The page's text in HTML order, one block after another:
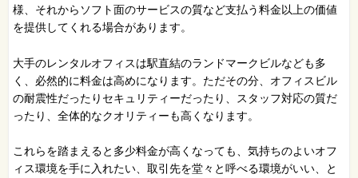
様、それからソフト面のサービスの質など支払う料金以上の価値
を提供してくれる場合があります。
大手のレンタルオフィスは駅直結のランドマークビルなども多
く、必然的に料金は高めになります。ただその分、オフィスビル
の耐震性だったりセキュリティーだったり、スタッフ対応の質だ
ったり、全体的なクオリティーも高くなります。
これらを踏まえると多少料金が高くなっても、気持ちのよいオフ
ィス環境を手に入れたい、取引先を堂々と呼べる環境がいい、と